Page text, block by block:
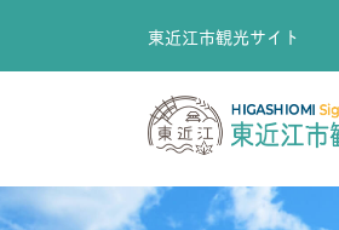
東近江市観光サイト